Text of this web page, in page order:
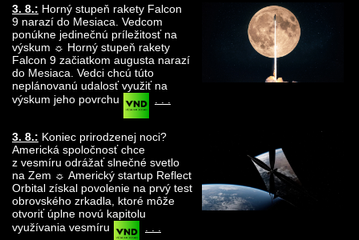
3. 8.: Horný stupeň rakety Falcon
9 narazí do Mesiaca. Vedcom
ponúkne jedinečnú príležitosť na
výskum ☼ Horný stupeň rakety
Falcon 9 začiatkom augusta narazí
do Mesiaca. Vedci chcú túto
neplánovanú udalosť využiť na
výskum jeho povrchu
3. 8.: Koniec prirodzenej noci?
Americká spoločnosť chce
z vesmíru odrážať slnečné svetlo
na Zem ☼ Americký startup Reflect
Orbital získal povolenie na prvý test
obrovského zrkadla, ktoré môže
otvoriť úplne novú kapitolu
využívania vesmíru
. . .